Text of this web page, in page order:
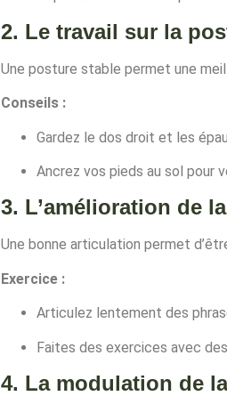
2. Le travail sur la
Une posture stable permet une
Conseils :
Gardez le dos droit et les
Ancrez vos pieds au sol pour
3. L’amélioration de
Une bonne articulation permet
Exercice :
Articulez lentement des
Faites des exercices avec
4. La modulation de